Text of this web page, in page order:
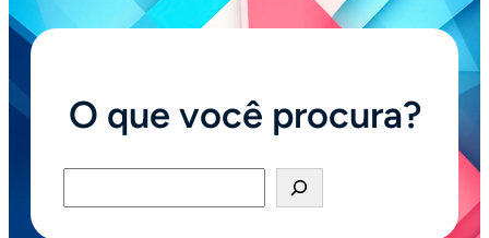
O que você procura?